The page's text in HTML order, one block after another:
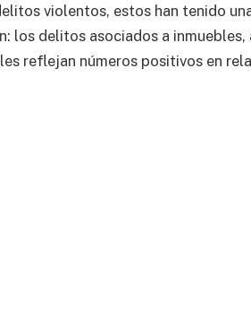
violentos, estos han tenido
los delitos asociados a inmuebles,
reflejan números positivos en